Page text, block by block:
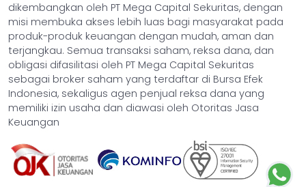
dikembangkan oleh PT Mega Capital Sekuritas, dengan
misi membuka akses lebih luas bagi masyarakat pada
produk-produk keuangan dengan mudah, aman dan
terjangkau. Semua transaksi saham, reksa dana, dan
obligasi difasilitasi oleh PT Mega Capital Sekuritas
sebagai broker saham yang terdaftar di Bursa Efek
Indonesia, sekaligus agen penjual reksa dana yang
memiliki izin usaha dan diawasi oleh Otoritas Jasa
Keuangan